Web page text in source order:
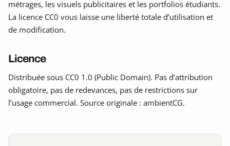
métrages, les visuels publicitaires et les portfolios étudiants.
La licence CC0 vous laisse une liberté totale d’utilisation et
de modification.
Licence
Distribuée sous CC0 1.0 (Public Domain). Pas d’attribution
obligatoire, pas de redevances, pas de restrictions sur
l’usage commercial. Source originale : ambientCG.